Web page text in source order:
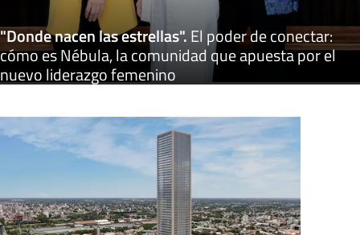
"Donde nacen las estrellas".El poder de conectar:
cómo es Nébula, la comunidad que apuesta por el
nuevo liderazgo femenino